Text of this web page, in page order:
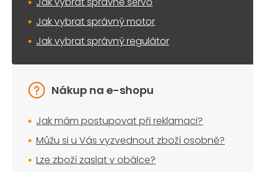
Jak vybrat správný motor
Jak vybrat správný regulátor
Nákup na e-shopu
Jak mám postupovat při reklamaci?
Můžu si u Vás vyzvednout zboží osobně?
Lze zboží zaslat v obálce?